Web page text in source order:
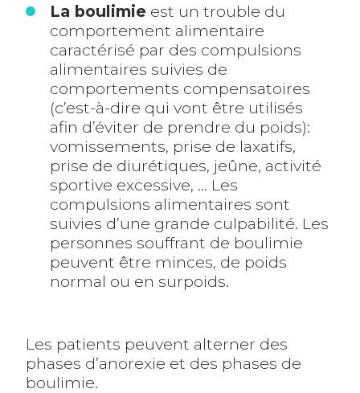
La boulimie est un trouble du
comportement alimentaire
caractérisé par des compulsions
alimentaires suivies de
comportements compensatoires
(c’est-à-dire qui vont être utilisés
afin d’éviter de prendre du poids):
vomissements, prise de laxatifs,
prise de diurétiques, jeûne, activité
sportive excessive, … Les
compulsions alimentaires sont
suivies d’une grande culpabilité. Les
personnes souffrant de boulimie
peuvent être minces, de poids
normal ou en surpoids.
Les patients peuvent alterner des
phases d’anorexie et des phases de
boulimie.